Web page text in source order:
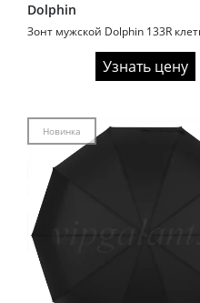
Dolphin
Узнать цену
Новинка